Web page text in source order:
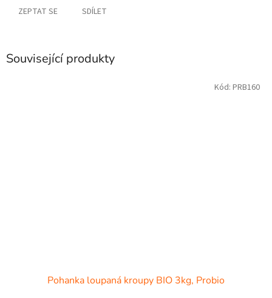
ZEPTAT SE SDÍLET
Související produkty
Pohanka loupaná kroupy BIO 3kg, Probio
Kód: PRB160